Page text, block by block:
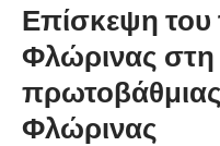
Επίσκεψη
Φλώρινας στη
Φλώρινας